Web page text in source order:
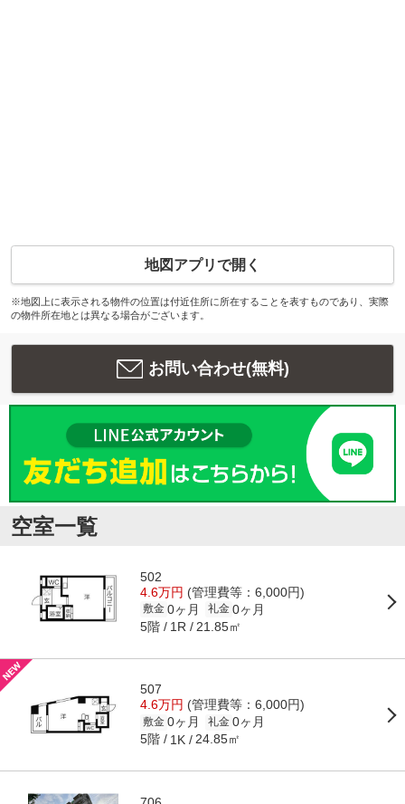
地図アプリで開く
※地図上に表示される物件の位置は付近住所に所在することを表すものであり、実際
の物件所在地とは異なる場合がございます。
お問い合わせ(無料)
空室一覧
502
4.6万円 (管理費等：6,000円)
敷金 0ヶ月 礼金 0ヶ月
5階 1R 21.85㎡
507
4.6万円 (管理費等：6,000円)
敷金 0ヶ月 礼金 0ヶ月
5階 1K 24.85㎡